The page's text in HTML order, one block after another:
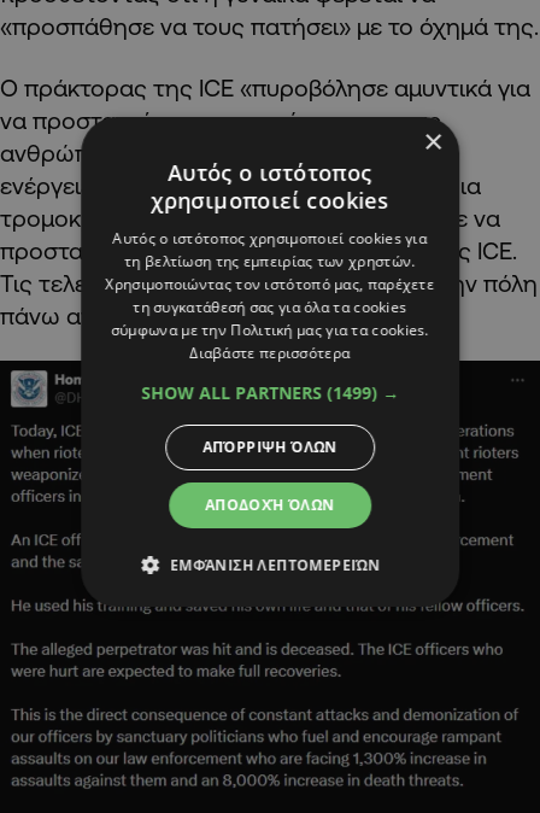
«προσπάθησε να τους πατήσει» με το όχημά της.
Ο πράκτορας της ICE «πυροβόλησε αμυντικά για
να προστατεύσει τον εαυτό του και τους
ανθρώπους γύρω του», ισχυρίστηκε. Οι
ενέργειες της γυναίκας συνιστούν «εγχώρια
τρομοκρατία», είπε η Νόεμ και δεσμεύτηκε να
προστατεύσει τους τους αξιωματικούς της ICE.
Τις τελευταίες δύο ημέρες, έχουν πάει στην πόλη
πάνω από 2.000 πράκτορες, διευκρίνισε.
×
Αυτός ο ιστότοπος
χρησιμοποιεί cookies
Αυτός ο ιστότοπος χρησιμοποιεί cookies για
τη βελτίωση της εμπειρίας των χρηστών.
Χρησιμοποιώντας τον ιστότοπό μας, παρέχετε
τη συγκατάθεσή σας για όλα τα cookies
σύμφωνα με την Πολιτική μας για τα cookies.
Διαβάστε περισσότερα
SHOW ALL PARTNERS (1499) →
ΑΠΟΔΟΧΉ ΌΛΩΝ
ΑΠΌΡΡΙΨΗ ΌΛΩΝ
ΕΜΦΆΝΙΣΗ ΛΕΠΤΟΜΕΡΕΙΏΝ